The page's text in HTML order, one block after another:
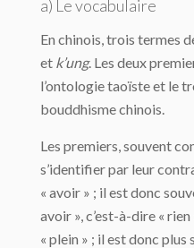
a) Le vocabulaire
En chinois, trois termes
et k’ung. Les deux
l’ontologie taoïste et le
bouddhisme chinois.
Les premiers, souvent
s’identifier par leur
« avoir » ; il est donc
avoir », c’est-à-dire « rien
« plein » ; il est donc